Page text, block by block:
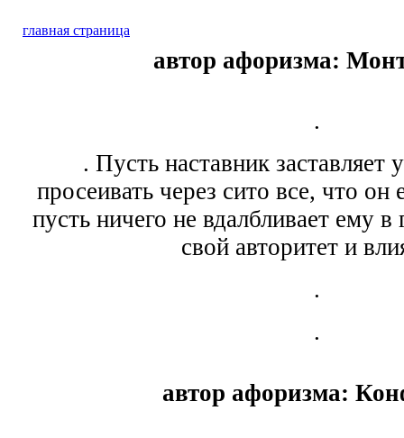
главная страница
автор афоризма:
.
. Пусть наставник заставляет
просеивать через сито все, что
пусть ничего не вдалбливает ему в
свой авторитет и
.
.
автор афоризма: